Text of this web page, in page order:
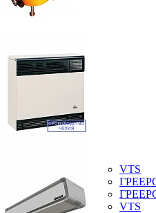
VTS
VTS